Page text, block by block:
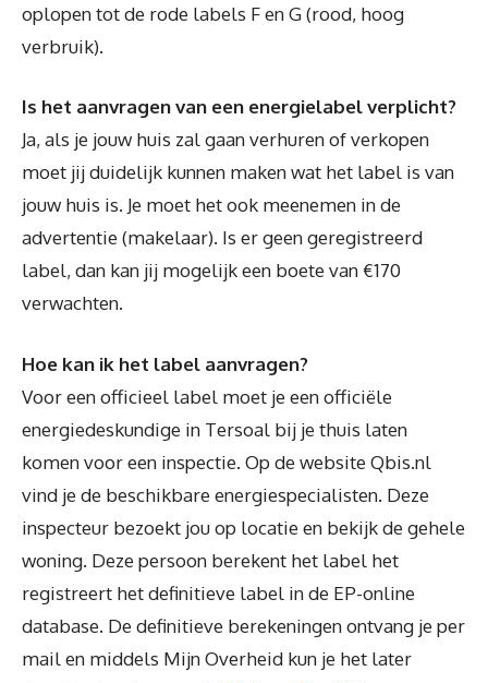
oplopen tot de rode labels F en G (rood, hoog
verbruik).
Is het aanvragen van een energielabel verplicht?
Ja, als je jouw huis zal gaan verhuren of verkopen
moet jij duidelijk kunnen maken wat het label is van
jouw huis is. Je moet het ook meenemen in de
advertentie (makelaar). Is er geen geregistreerd
label, dan kan jij mogelijk een boete van €170
verwachten.
Hoe kan ik het label aanvragen?
Voor een officieel label moet je een officiële
energiedeskundige in Tersoal bij je thuis laten
komen voor een inspectie. Op de website Qbis.nl
vind je de beschikbare energiespecialisten. Deze
inspecteur bezoekt jou op locatie en bekijk de gehele
woning. Deze persoon berekent het label het
registreert het definitieve label in de EP-online
database. De definitieve berekeningen ontvang je per
mail en middels Mijn Overheid kun je het later